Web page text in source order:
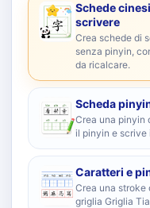
Schede
scrivere
Crea schede di
senza pinyin,
da ricalcare.
Scheda
Crea una pinyin
il pinyin e scrive
Caratteri e
Crea una stroke
griglia Griglia